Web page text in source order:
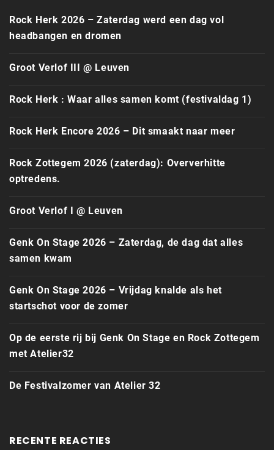
Rock Herk 2026 – Zaterdag werd een dag vol
headbangen en dromen
Groot Verlof III @ Leuven
Rock Herk : Waar alles samen komt (festivaldag 1)
Rock Herk Encore 2026 – Dit smaakt naar meer
Rock Zottegem 2026 (zaterdag): Oververhitte
optredens.
Groot Verlof I @ Leuven
Genk On Stage 2026 – Zaterdag, de dag dat alles
samen kwam
Genk On Stage 2026 – Vrijdag knalde als het
startschot voor de zomer
Op de eerste rij bij Genk On Stage en Rock Zottegem
met Atelier32
De Festivalzomer van Atelier 32
RECENTE REACTIES